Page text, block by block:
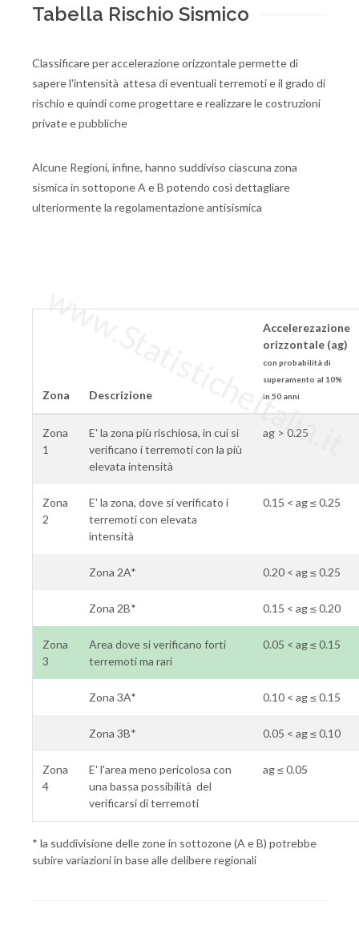
Tabella Rischio Sismico
Classificare per accelerazione orizzontale permette di
sapere l'intensità attesa di eventuali terremoti e il grado di
rischio e quindi come progettare e realizzare le costruzioni
private e pubbliche
Alcune Regioni, infine, hanno suddiviso ciascuna zona
sismica in sottopone A e B potendo così dettagliare
ulteriormente la regolamentazione antisismica
Zona Descrizione
Accelerezazione
orizzontale (ag)
con probabilità di
superamento al 10%
in 50 anni
Zona
1
E' la zona più rischiosa, in cui si
verificano i terremoti con la più
elevata intensità
ag > 0.25
Zona
2
E' la zona, dove si verificato i
terremoti con elevata
intensità
0.15 < ag ≤ 0.25
Zona 2A* 0.20 < ag ≤ 0.25
Zona 2B* 0.15 < ag ≤ 0.20
Zona
3
Area dove si verificano forti
terremoti ma rari
0.05 < ag ≤ 0.15
Zona 3A* 0.10 < ag ≤ 0.15
Zona 3B* 0.05 < ag ≤ 0.10
Zona
4
E' l'area meno pericolosa con
una bassa possibilità del
verificarsi di terremoti
ag ≤ 0.05
www.StatisticheItalia.it
* la suddivisione delle zone in sottozone (A e B) potrebbe
subire variazioni in base alle delibere regionali